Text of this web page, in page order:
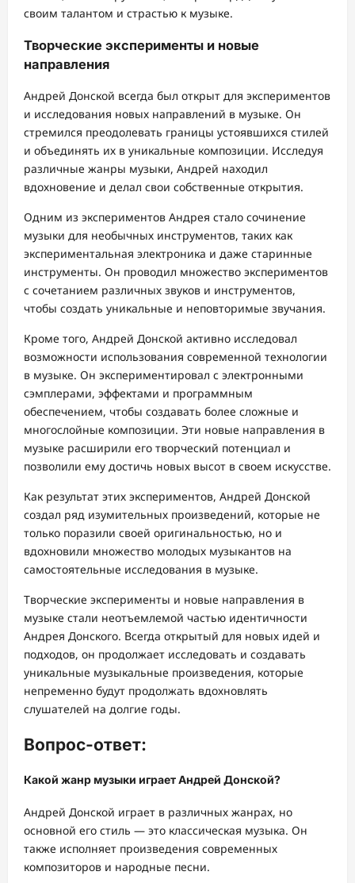
своим талантом и страстью к музыке.
Творческие эксперименты и новые
направления
Андрей Донской всегда был открыт для экспериментов
и исследования новых направлений в музыке. Он
стремился преодолевать границы устоявшихся стилей
и объединять их в уникальные композиции. Исследуя
различные жанры музыки, Андрей находил
вдохновение и делал свои собственные открытия.
Одним из экспериментов Андрея стало сочинение
музыки для необычных инструментов, таких как
экспериментальная электроника и даже старинные
инструменты. Он проводил множество экспериментов
с сочетанием различных звуков и инструментов,
чтобы создать уникальные и неповторимые звучания.
Кроме того, Андрей Донской активно исследовал
возможности использования современной технологии
в музыке. Он экспериментировал с электронными
сэмплерами, эффектами и программным
обеспечением, чтобы создавать более сложные и
многослойные композиции. Эти новые направления в
музыке расширили его творческий потенциал и
позволили ему достичь новых высот в своем искусстве.
Как результат этих экспериментов, Андрей Донской
создал ряд изумительных произведений, которые не
только поразили своей оригинальностью, но и
вдохновили множество молодых музыкантов на
самостоятельные исследования в музыке.
Творческие эксперименты и новые направления в
музыке стали неотъемлемой частью идентичности
Андрея Донского. Всегда открытый для новых идей и
подходов, он продолжает исследовать и создавать
уникальные музыкальные произведения, которые
непременно будут продолжать вдохновлять
слушателей на долгие годы.
Вопрос-ответ:
Какой жанр музыки играет Андрей Донской?
Андрей Донской играет в различных жанрах, но
основной его стиль — это классическая музыка. Он
также исполняет произведения современных
композиторов и народные песни.